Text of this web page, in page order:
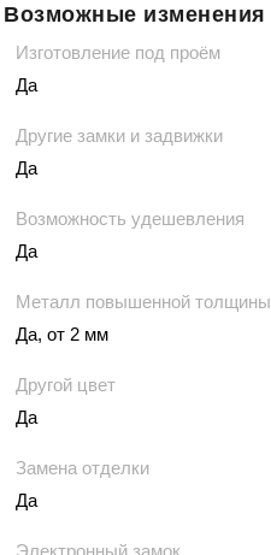
Возможные изменения
Изготовление под проём
Да
Другие замки и задвижки
Да
Возможность удешевления
Да
Металл повышенной толщины
Да, от 2 мм
Другой цвет
Да
Замена отделки
Да
Электронный замок